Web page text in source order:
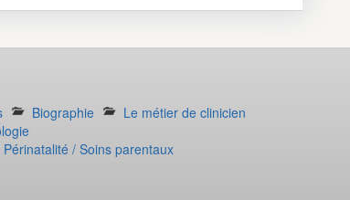
Biographie
Le métier de clinicien
/ Soins parentaux